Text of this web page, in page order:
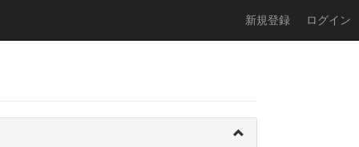
新規登録 ログイン